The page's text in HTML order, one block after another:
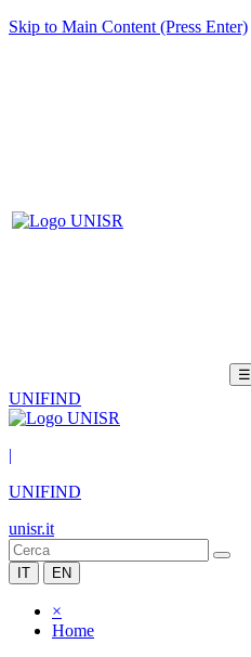
Skip to Main Content (Press Enter)
☰
UNIFIND
|
UNIFIND
unisr.it
IT EN
×
Home